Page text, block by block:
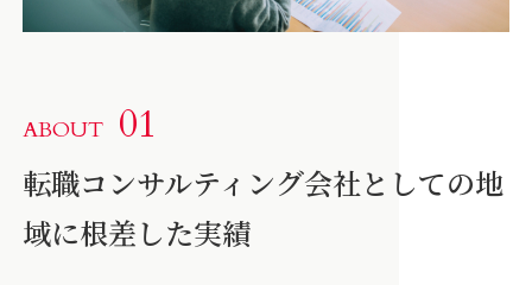
ABOUT 01
転職コンサルティング会社としての地
域に根差した実績